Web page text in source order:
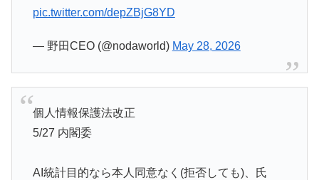
pic.twitter.com/depZBjG8YD
— 野田CEO (@nodaworld) May 28, 2026
個人情報保護法改正
5/27 内閣委
AI統計目的なら本人同意なく(拒否しても)、氏